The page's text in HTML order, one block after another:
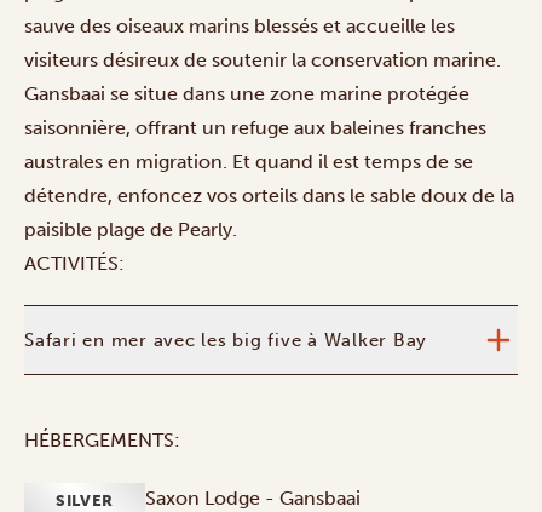
sauve des oiseaux marins blessés et accueille les
visiteurs désireux de soutenir la conservation marine.
Gansbaai se situe dans une zone marine protégée
saisonnière, offrant un refuge aux baleines franches
australes en migration. Et quand il est temps de se
détendre, enfoncez vos orteils dans le sable doux de la
paisible plage de Pearly.
ACTIVITÉS:
Safari en mer avec les big five à Walker Bay
HÉBERGEMENTS:
SILVER Saxon Lodge - Gansbaai